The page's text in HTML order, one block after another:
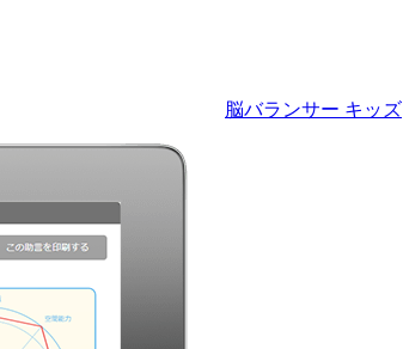
脳バランサー キッズ